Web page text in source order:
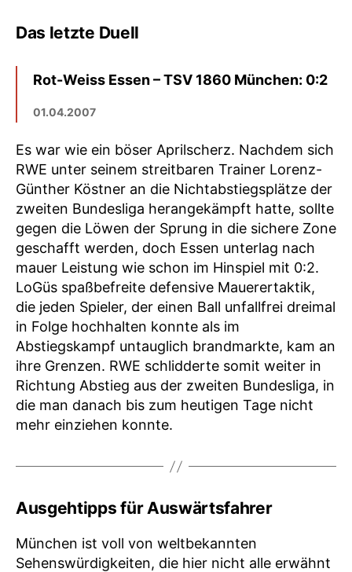
Das letzte Duell
Rot-Weiss Essen – TSV 1860 München: 0:2
01.04.2007
Es war wie ein böser Aprilscherz. Nachdem sich
RWE unter seinem streitbaren Trainer Lorenz-
Günther Köstner an die Nichtabstiegsplätze der
zweiten Bundesliga herangekämpft hatte, sollte
gegen die Löwen der Sprung in die sichere Zone
geschafft werden, doch Essen unterlag nach
mauer Leistung wie schon im Hinspiel mit 0:2.
LoGüs spaßbefreite defensive Mauerertaktik,
die jeden Spieler, der einen Ball unfallfrei dreimal
in Folge hochhalten konnte als im
Abstiegskampf untauglich brandmarkte, kam an
ihre Grenzen. RWE schlidderte somit weiter in
Richtung Abstieg aus der zweiten Bundesliga, in
die man danach bis zum heutigen Tage nicht
mehr einziehen konnte.
Ausgehtipps für Auswärtsfahrer
München ist voll von weltbekannten
Sehenswürdigkeiten, die hier nicht alle erwähnt